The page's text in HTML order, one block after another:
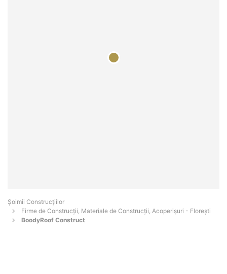
Șoimii Construcțiilor
Firme de Construcții, Materiale de Construcții, Acoperișuri - Floreşti
BoodyRoof Construct